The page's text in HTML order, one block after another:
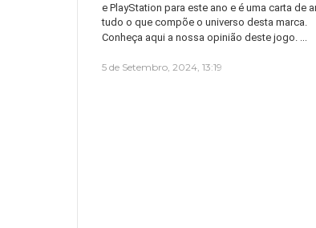
e PlayStation para este ano e é uma carta de
tudo o que compõe o universo desta marca.
Conheça aqui a nossa opinião deste jogo.
5 de Setembro, 2024, 13:19